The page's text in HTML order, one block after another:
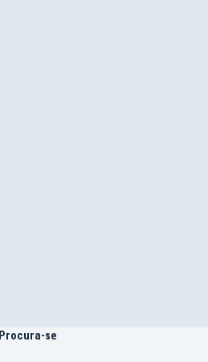
Procura-se